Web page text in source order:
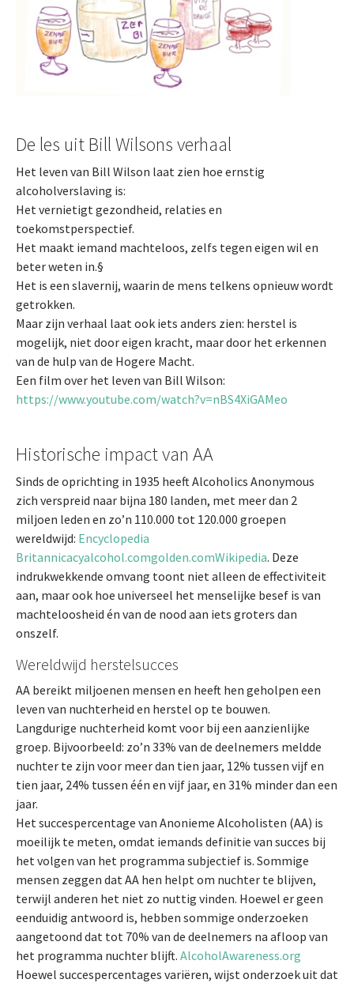
De les uit Bill Wilsons verhaal
Het leven van Bill Wilson laat zien hoe ernstig
alcoholverslaving is:
Het vernietigt gezondheid, relaties en
toekomstperspectief.
Het maakt iemand machteloos, zelfs tegen eigen wil en
beter weten in.§
Het is een slavernij, waarin de mens telkens opnieuw wordt
getrokken.
Maar zijn verhaal laat ook iets anders zien: herstel is
mogelijk, niet door eigen kracht, maar door het erkennen
van de hulp van de Hogere Macht.
Een film over het leven van Bill Wilson:
https://www.youtube.com/watch?v=nBS4XiGAMeo
Historische impact van AA
Sinds de oprichting in 1935 heeft Alcoholics Anonymous
zich verspreid naar bijna 180 landen, met meer dan 2
miljoen leden en zo’n 110.000 tot 120.000 groepen
wereldwijd: Encyclopedia
Britannicacyalcohol.comgolden.comWikipedia. Deze
indrukwekkende omvang toont niet alleen de effectiviteit
aan, maar ook hoe universeel het menselijke besef is van
machteloosheid én van de nood aan iets groters dan
onszelf.
Wereldwijd herstelsucces
AA bereikt miljoenen mensen en heeft hen geholpen een
leven van nuchterheid en herstel op te bouwen.
Langdurige nuchterheid komt voor bij een aanzienlijke
groep. Bijvoorbeeld: zo’n 33% van de deelnemers meldde
nuchter te zijn voor meer dan tien jaar, 12% tussen vijf en
tien jaar, 24% tussen één en vijf jaar, en 31% minder dan een
jaar.
Het succespercentage van Anonieme Alcoholisten (AA) is
moeilijk te meten, omdat iemands definitie van succes bij
het volgen van het programma subjectief is. Sommige
mensen zeggen dat AA hen helpt om nuchter te blijven,
terwijl anderen het niet zo nuttig vinden. Hoewel er geen
eenduidig antwoord is, hebben sommige onderzoeken
aangetoond dat tot 70% van de deelnemers na afloop van
het programma nuchter blijft. AlcoholAwareness.org
Hoewel succespercentages variëren, wijst onderzoek uit dat